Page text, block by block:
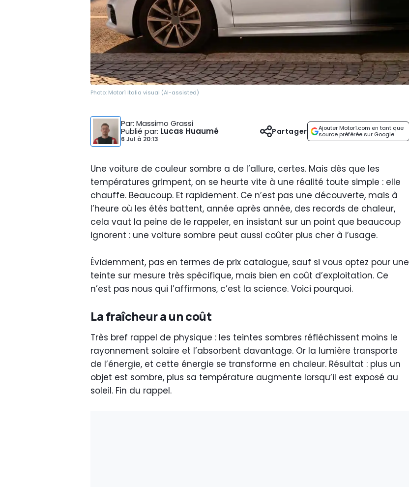
Photo: Motor1 Italia visual (AI-assisted)
Par: Massimo Grassi
Publié par: Lucas Huaumé
6 Jul à 20:13
Ajouter Motor1.com en tant que
source préférée sur Google
Partager
Une voiture de couleur sombre a de l’allure, certes. Mais dès que les
températures grimpent, on se heurte vite à une réalité toute simple : elle
chauffe. Beaucoup. Et rapidement. Ce n’est pas une découverte, mais à
l’heure où les étés battent, année après année, des records de chaleur,
cela vaut la peine de le rappeler, en insistant sur un point que beaucoup
ignorent : une voiture sombre peut aussi coûter plus cher à l’usage.
Évidemment, pas en termes de prix catalogue, sauf si vous optez pour une
teinte sur mesure très spécifique, mais bien en coût d’exploitation. Ce
n’est pas nous qui l’affirmons, c’est la science. Voici pourquoi.
La fraîcheur a un coût
Très bref rappel de physique : les teintes sombres réfléchissent moins le
rayonnement solaire et l’absorbent davantage. Or la lumière transporte
de l’énergie, et cette énergie se transforme en chaleur. Résultat : plus un
objet est sombre, plus sa température augmente lorsqu’il est exposé au
soleil. Fin du rappel.